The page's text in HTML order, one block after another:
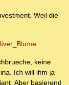
Weil die
keine
Ich will ihm ja
Aber basierend